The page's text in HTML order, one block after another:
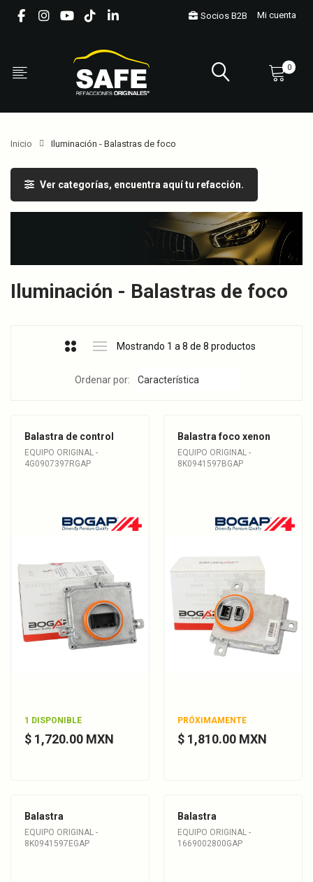
Socios B2B Mi cuenta
0
Inicio Iluminación - Balastras de foco
Ver categorías, encuentra aquí tu refacción.
Iluminación - Balastras de foco
Mostrando 1 a 8 de 8 productos
Ordenar por:
Balastra de control
EQUIPO ORIGINAL -
4G0907397RGAP
1 DISPONIBLE
$ 1,720.00 MXN
Balastra foco xenon
EQUIPO ORIGINAL -
8K0941597BGAP
PRÓXIMAMENTE
$ 1,810.00 MXN
Balastra
EQUIPO ORIGINAL -
8K0941597EGAP
Balastra
EQUIPO ORIGINAL -
1669002800GAP